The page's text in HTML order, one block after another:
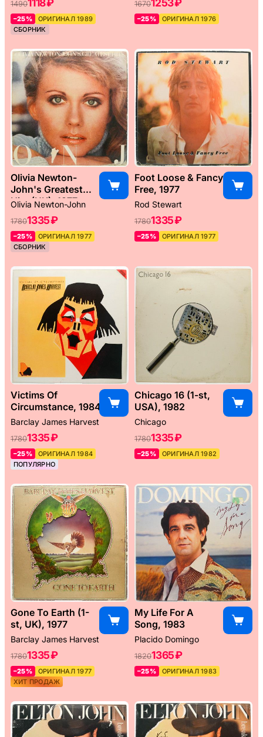
1490
–25%
ОРИГИНАЛ 1989
СБОРНИК
1670
–25% ОРИГИНАЛ 1976
Olivia Newton-
John's Greatest
Hits (UK), 1977
Olivia Newton-John
17801335 ₽
–25%
ОРИГИНАЛ 1977
СБОРНИК
Foot Loose & Fancy
Free, 1977
Rod Stewart
17801335 ₽
–25% ОРИГИНАЛ 1977
Victims Of
Circumstance, 1984
Barclay James Harvest
17801335 ₽
–25%
ОРИГИНАЛ 1984
ПОПУЛЯРНО
Chicago 16 (1-st,
USA), 1982
Chicago
17801335 ₽
–25% ОРИГИНАЛ 1982
Gone To Earth (1-
st, UK), 1977
Barclay James Harvest
17801335 ₽
–25%
ОРИГИНАЛ 1977
ХИТ ПРОДАЖ
My Life For A
Song, 1983
Placido Domingo
18201365 ₽
–25% ОРИГИНАЛ 1983